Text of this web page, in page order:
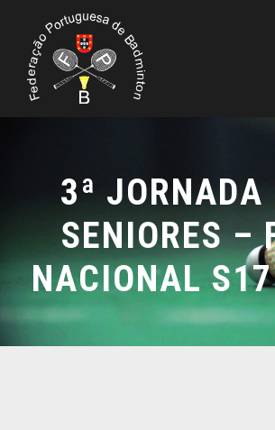
3ª JORNADA
SENIORES –
NACIONAL